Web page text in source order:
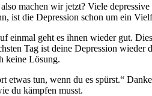
machen wir jetzt? Viele
ist die Depression schon um ein
einmal geht es ihnen wieder gut.
Tag ist deine Depression
keine Lösung.
tun, wenn du es spürst.“
du kämpfen musst.